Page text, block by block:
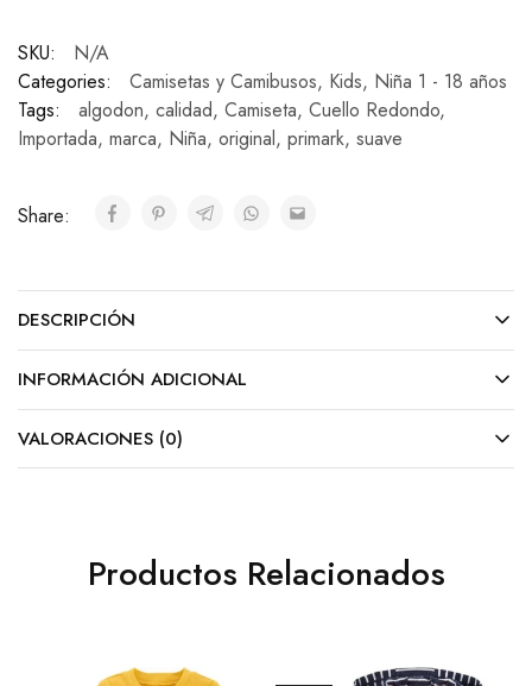
SKU:
N/A
Categories:
Camisetas y Camibusos, Kids, Niña 1 - 18 años
Tags:
algodon, calidad, Camiseta, Cuello Redondo,
Importada, marca, Niña, original, primark, suave
Share:
DESCRIPCIÓN
INFORMACIÓN ADICIONAL
VALORACIONES (0)
Productos Relacionados